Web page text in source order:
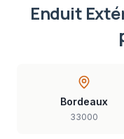
Enduit
Bordeaux
33000